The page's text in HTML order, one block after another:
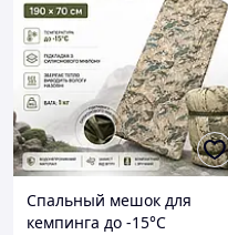
Спальный мешок для
кемпинга до -15°C